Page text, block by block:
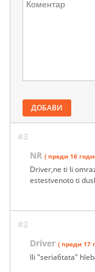
ДОБАВИ
#3
NR ( преди 16
Driver,ne ti li
estestvenoto ti
#2
Driver ( преди 17
Ili "seria6tata"